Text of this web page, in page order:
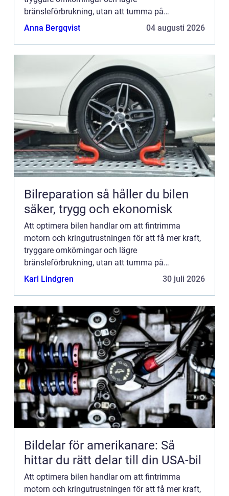
bränsleförbrukning, utan att tumma på
driftsäkerheten. Genom modern motoroptimering
Anna Bergqvist 04 augusti 2026
Bilreparation så håller du bilen
säker, trygg och ekonomisk
Att optimera bilen handlar om att fintrimma
motorn och kringutrustningen för att få mer kraft,
tryggare omkörningar och lägre
bränsleförbrukning, utan att tumma på
driftsäkerheten. Genom modern motoroptimering
Karl Lindgren 30 juli 2026
Bildelar för amerikanare: Så
hittar du rätt delar till din USA-bil
Att optimera bilen handlar om att fintrimma
motorn och kringutrustningen för att få mer kraft,